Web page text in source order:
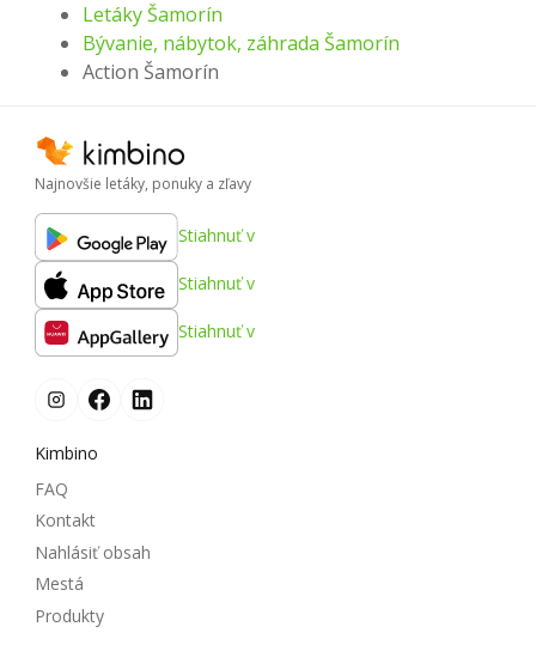
Letáky Šamorín
Bývanie, nábytok, záhrada Šamorín
Action Šamorín
Najnovšie letáky, ponuky a zľavy
Stiahnuť v
Stiahnuť v
Stiahnuť v
Kimbino
FAQ
Kontakt
Nahlásiť obsah
Mestá
Produkty